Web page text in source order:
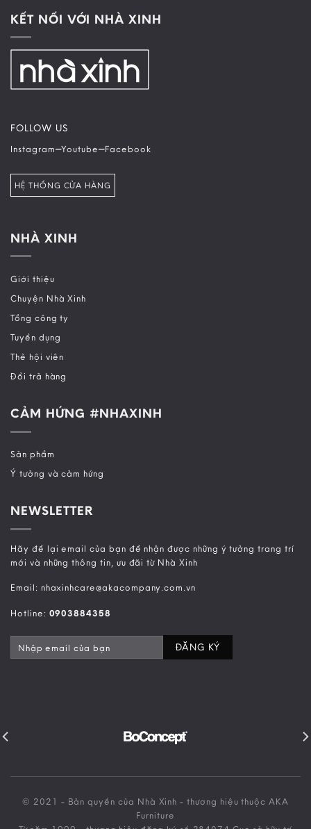
KẾT NỐI VỚI NHÀ XINH
FOLLOW US
Instagram–Youtube–Facebook
HỆ THỐNG CỬA HÀNG
NHÀ XINH
Giới thiệu
Chuyện Nhà Xinh
Tổng công ty
Tuyển dụng
Thẻ hội viên
Đổi trả hàng
CẢM HỨNG #NHAXINH
Sản phẩm
Ý tưởng và cảm hứng
NEWSLETTER
Hãy để lại email của bạn để nhận được những ý tưởng trang trí
mới và những thông tin, ưu đãi từ Nhà Xinh
Email: nhaxinhcare@akacompany.com.vn
Hotline: 0903884358
© 2021 - Bản quyền của Nhà Xinh - thương hiệu thuộc AKA
Furniture